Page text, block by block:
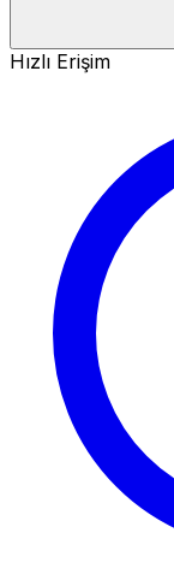
Hızlı Erişim